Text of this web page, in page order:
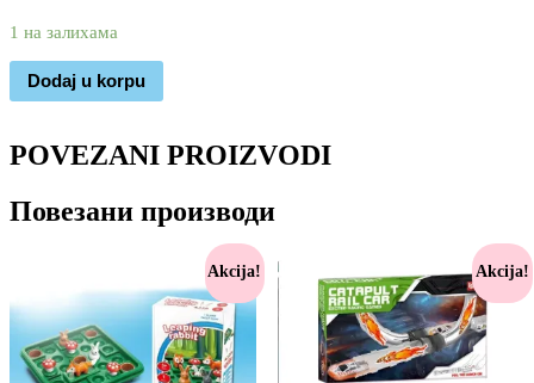
1 на залихама
Dodaj u korpu
POVEZANI PROIZVODI
Повезани производи
Akcija! Akcija!